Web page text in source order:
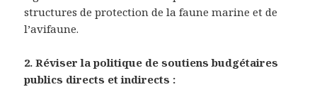
structures de protection de la faune marine et de
l’avifaune.
2. Réviser la politique de soutiens budgétaires
publics directs et indirects :